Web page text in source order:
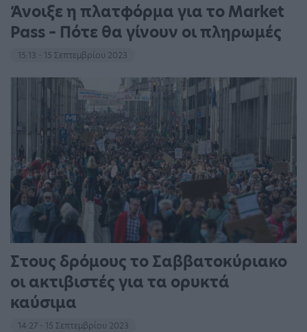
Άνοιξε η πλατφόρμα για το Market
Pass – Πότε θα γίνουν οι πληρωμές
15:13 - 15 Σεπτεμβρίου 2023
Στους δρόμους το Σαββατοκύριακο
οι ακτιβιστές για τα ορυκτά
καύσιμα
14:27 - 15 Σεπτεμβρίου 2023